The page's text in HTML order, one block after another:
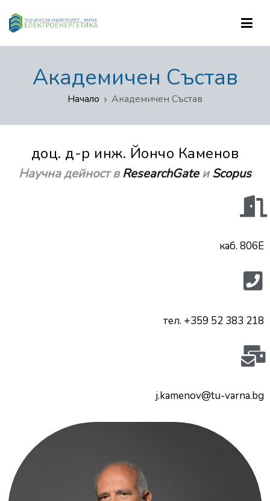
Академичен Състав
Начало Академичен Състав
доц. д-р инж. Йончо Каменов
Научна дейност вResearchGateиScopus
каб. 806E
тел. +359 52 383 218
j.kamenov@tu-varna.bg